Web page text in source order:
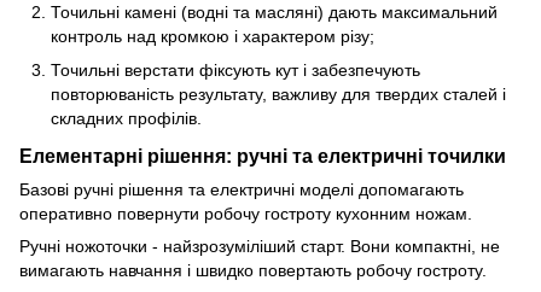
Точильні камені (водні та масляні) дають максимальний
контроль над кромкою і характером різу;
Точильні верстати фіксують кут і забезпечують
повторюваність результату, важливу для твердих сталей і
складних профілів.
Елементарні рішення: ручні та електричні точилки
Базові ручні рішення та електричні моделі допомагають
оперативно повернути робочу гостроту кухонним ножам.
Ручні ножоточки - найзрозуміліший старт. Вони компактні, не
вимагають навчання і швидко повертають робочу гостроту.